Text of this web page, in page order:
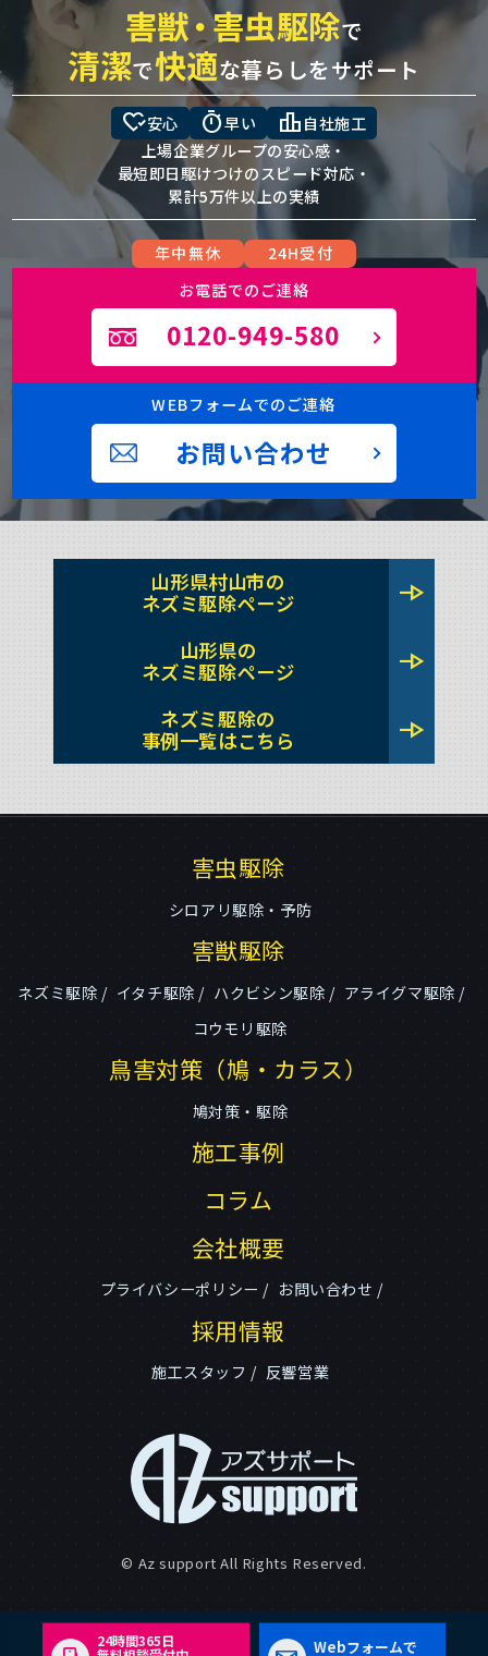
害獣・害虫駆除で
清潔で快適な暮らしをサポート
heart_check安心 timer早い leaderboard 自社施工
上場企業グループの安心感・
最短即日駆けつけのスピード対応・
累計5万件以上の実績
年中無休
24H受付
お電話でのご連絡
0120-949-580
WEBフォームでのご連絡
お問い合わせ
山形県村山市の
ネズミ駆除ページ
line_end_arrow
山形県の
ネズミ駆除ページ
line_end_arrow
ネズミ駆除の
事例一覧はこちら
line_end_arrow
害虫駆除
シロアリ駆除・予防
害獣駆除
ネズミ駆除 イタチ駆除 ハクビシン駆除
アライグマ駆除
コウモリ駆除
鳥害対策（鳩・カラス）
鳩対策・駆除
施工事例
コラム
会社概要
プライバシーポリシー お問い合わせ
採用情報
施工スタッフ 反響営業
© Az support All Rights Reserved.
24時間365日 Webフォームで